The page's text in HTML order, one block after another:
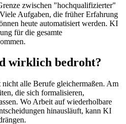
zwischen "hochqualifizierter"
Aufgaben, die früher Erfahrung
heute automatisiert werden. KI
für die gesamte
wirklich bedroht?
alle Berufe gleichermaßen. Am
die sich formalisieren,
Wo Arbeit auf wiederholbare
hinausläuft, kann KI